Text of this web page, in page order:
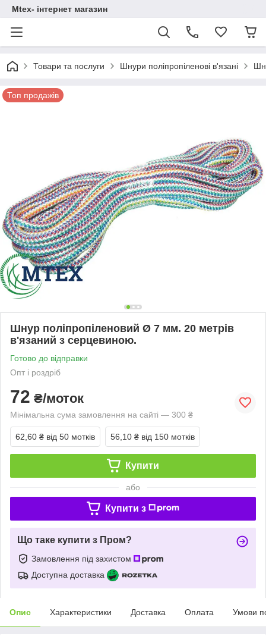
Mtex- інтернет магазин
Товари та послуги Шнури поліпропіленові в'язані
Топ продажів
Шнур поліпропіленовий Ø 7 мм. 20 метрів
в'язаний з серцевиною.
Готово до відправки
Опт і роздріб
72 ₴/моток
Мінімальна сума замовлення на сайті — 300 ₴
62,60 ₴ від 50 мотків 56,10 ₴ від 150 мотків
Купити
або
Купити з
Що таке купити з Пром?
Замовлення під захистом
Доступна доставка
Опис Характеристики Доставка Оплата Умови